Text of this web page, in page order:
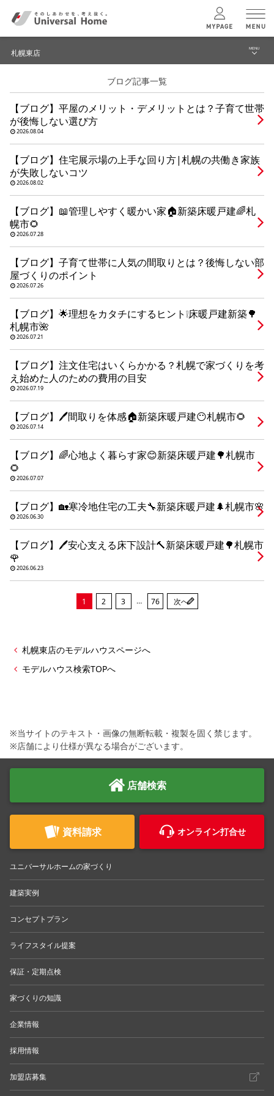
ユニバーサルホームの特長
コンセプトプラン
テクノロジー
シミュレーション
キャンペーン・コラボ情報
家づくりの知識
企業情報
お問い合わせ
札幌東店 MENU
建築実例・事例
モデルハウス見学予約
ブログ記事一覧
【ブログ】平屋のメリット・デメリットとは？子育て世帯
が後悔しない選び方
2026.08.04
【ブログ】住宅展示場の上手な回り方|札幌の共働き家族
が失敗しないコツ
2026.08.02
【ブログ】📖管理しやすく暖かい家🏠新築床暖戸建🌈札
幌市🌻
2026.07.28
【ブログ】子育て世帯に人気の間取りとは？後悔しない部
屋づくりのポイント
2026.07.26
【ブログ】🌟理想をカタチにするヒント❕床暖戸建新築🌳
札幌市🌺
2026.07.21
【ブログ】注文住宅はいくらかかる？札幌で家づくりを考
え始めた人のための費用の目安
2026.07.19
【ブログ】🖊間取りを体感🏠新築床暖戸建😶札幌市🌻
2026.07.14
【ブログ】🌈心地よく暮らす家😊新築床暖戸建🌳札幌市
🌻
2026.07.07
【ブログ】🏡寒冷地住宅の工夫🔧新築床暖戸建🌲札幌市🌸
2026.06.30
【ブログ】🖊安心支える床下設計🔨新築床暖戸建🌳札幌市
🌹
2026.06.23
1 2 3 … 76 次へ
札幌東店のモデルハウスページへ
モデルハウス検索TOPへ
※当サイトのテキスト・画像の無断転載・複製を固く禁じます。
※店舗により仕様が異なる場合がございます。
店舗検索
資料請求 オンライン打合せ
ユニバーサルホームの家づくり
建築実例
コンセプトプラン
ライフスタイル提案
保証・定期点検
家づくりの知識
企業情報
採用情報
加盟店募集